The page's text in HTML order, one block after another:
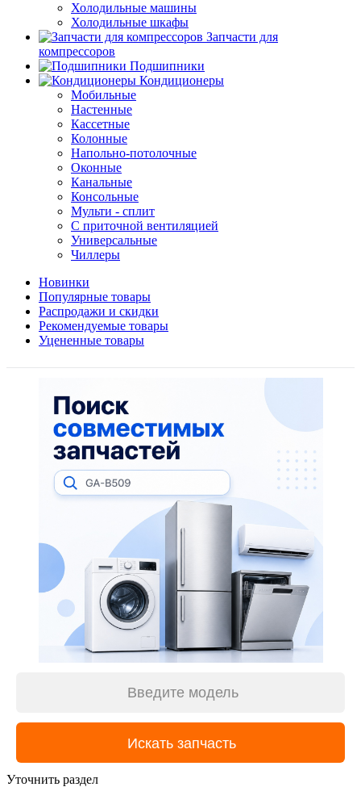
Холодильные машины
Холодильные шкафы
Запчасти для
компрессоров
Подшипники
Кондиционеры
Мобильные
Настенные
Кассетные
Колонные
Напольно-потолочные
Оконные
Канальные
Консольные
Мульти - сплит
С приточной вентиляцией
Универсальные
Чиллеры
Новинки
Популярные товары
Распродажи и скидки
Рекомендуемые товары
Уцененные товары
Уточнить раздел